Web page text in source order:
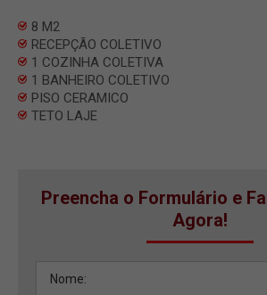
8 M2
RECEPÇÃO COLETIVO
1 COZINHA COLETIVA
1 BANHEIRO COLETIVO
PISO CERAMICO
TETO LAJE
Preencha o Formulário e
Agora!